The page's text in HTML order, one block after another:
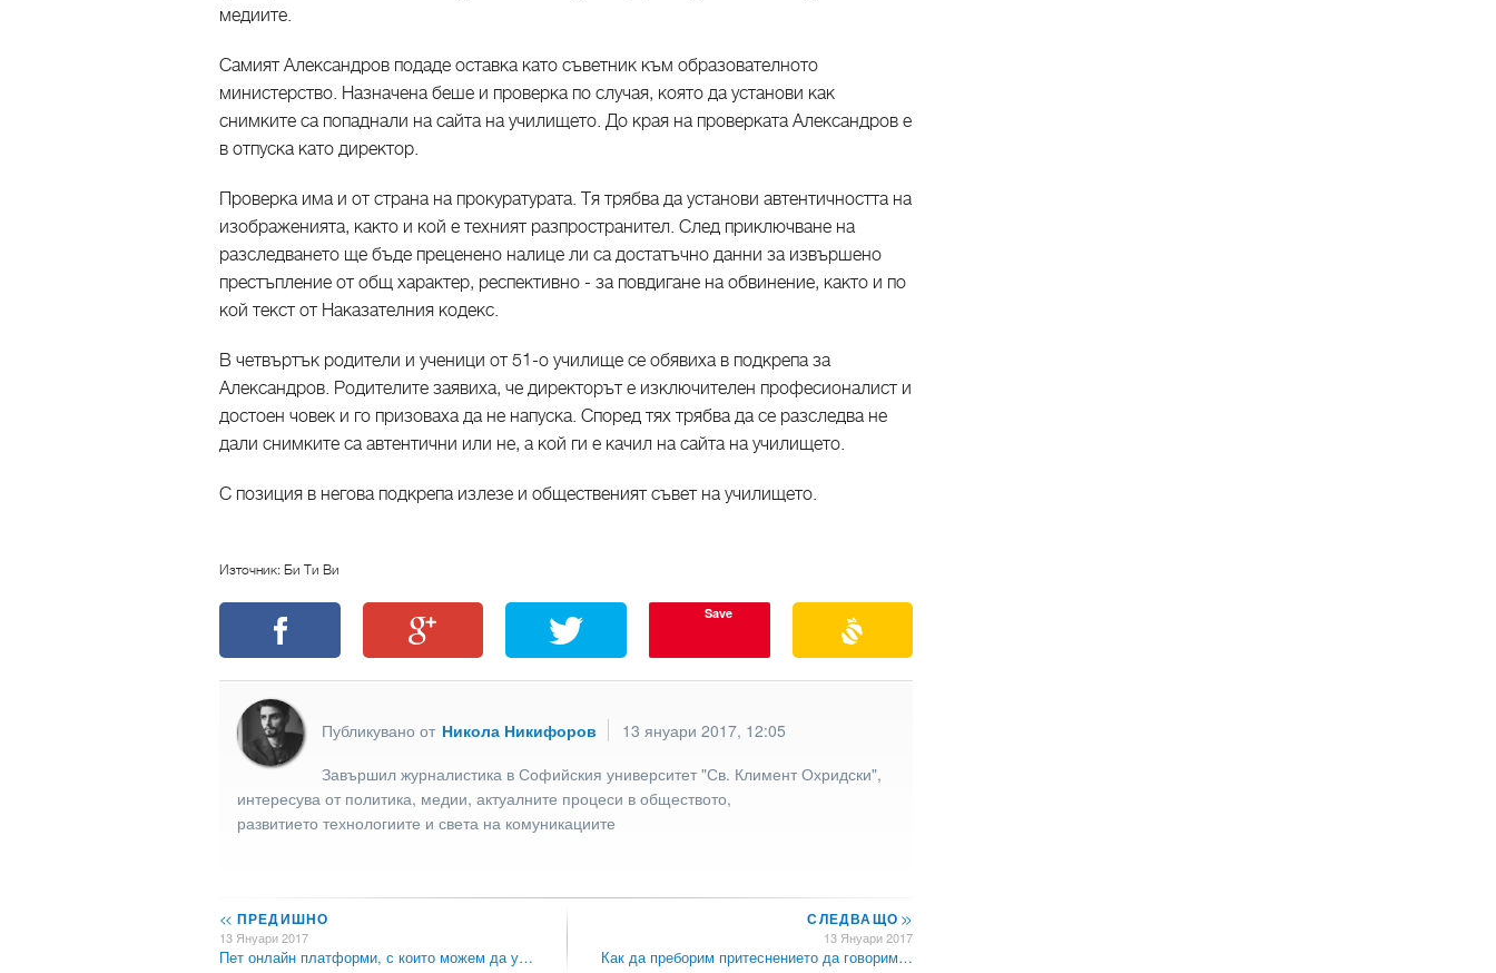
медиите.
Самият Александров подаде оставка като съветник към образователното
министерство. Назначена беше и проверка по случая, която да установи как
снимките са попаднали на сайта на училището. До края на проверката Александров е
в отпуска като директор.
Проверка има и от страна на прокуратурата. Тя трябва да установи автентичността на
изображенията, както и кой е техният разпространител. След приключване на
разследването ще бъде преценено налице ли са достатъчно данни за извършено
престъпление от общ характер, респективно - за повдигане на обвинение, както и по
кой текст от Наказателния кодекс.
В четвъртък родители и ученици от 51-о училище се обявиха в подкрепа за
Александров. Родителите заявиха, че директорът е изключителен професионалист и
достоен човек и го призоваха да не напуска. Според тях трябва да се разследва не
дали снимките са автентични или не, а кой ги е качил на сайта на училището.
С позиция в негова подкрепа излезе и общественият съвет на училището.
Източник: Би Ти Ви
Save
Публикувано от Никола Никифоров
13 януари 2017, 12:05
Завършил журналистика в Софийския университет "Св. Климент Охридски",
интересува от политика, медии, актуалните процеси в обществото,
развитието технологиите и света на комуникациите
<< ПРЕДИШНО
13 Януари 2017
Пет онлайн платформи, с които можем да у…
СЛЕДВАЩО>>
13 Януари 2017
Как да преборим притеснението да говорим…